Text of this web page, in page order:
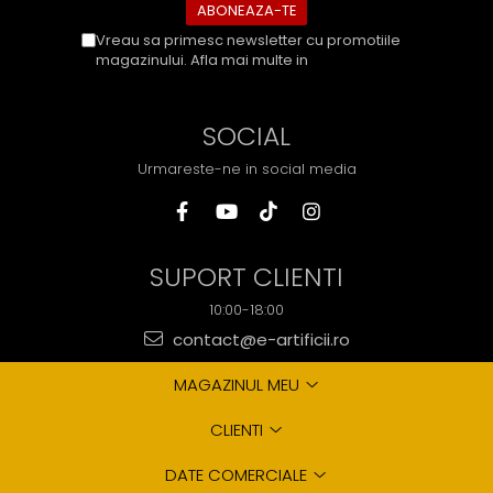
Vreau sa primesc newsletter cu promotiile
magazinului. Afla mai multe in
SOCIAL
Urmareste-ne in social media
SUPORT CLIENTI
10:00-18:00
contact@e-artificii.ro
MAGAZINUL MEU
CLIENTI
DATE COMERCIALE